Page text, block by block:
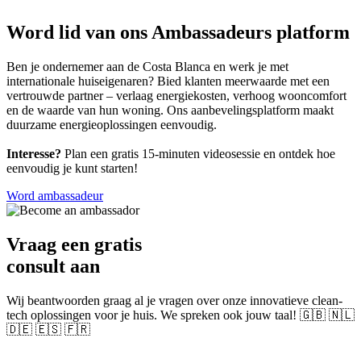
Word lid van ons Ambassadeurs platform
Ben je ondernemer aan de Costa Blanca en werk je met
internationale huiseigenaren? Bied klanten meerwaarde met een
vertrouwde partner – verlaag energiekosten, verhoog wooncomfort
en de waarde van hun woning. Ons aanbevelingsplatform maakt
duurzame energieoplossingen eenvoudig.
Interesse? Plan een gratis 15-minuten videosessie en ontdek hoe
eenvoudig je kunt starten!
Word ambassadeur
Vraag een gratis
consult aan
Wij beantwoorden graag al je vragen over onze innovatieve clean-
tech oplossingen voor je huis. We spreken ook jouw taal! 🇬🇧 🇳🇱
🇩🇪 🇪🇸 🇫🇷